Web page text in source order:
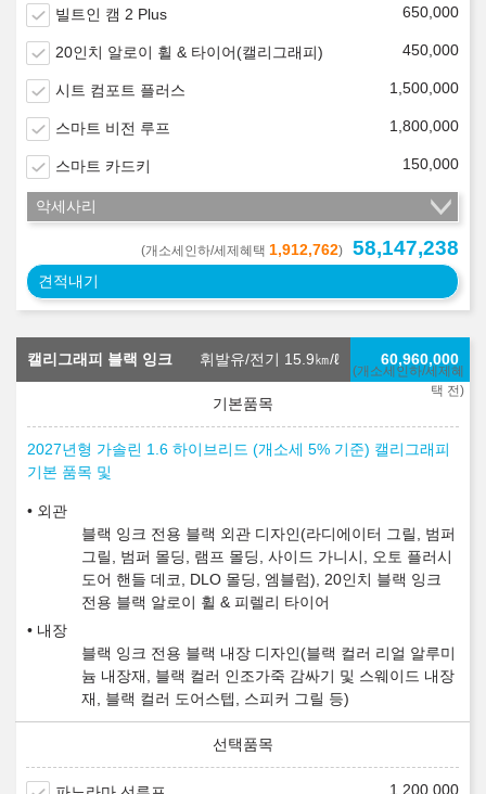
빌트인 캠 2 Plus 650,000
20인치 알로이 휠 & 타이어(캘리그래피) 450,000
시트 컴포트 플러스 1,500,000
스마트 비전 루프 1,800,000
스마트 카드키 150,000
악세사리
(개소세인하/세제혜택 1,912,762) 58,147,238
견적내기
캘리그래피 블랙 잉크 휘발유/전기 15.9㎞/ℓ
(개소세인하/세제혜
택 전)
60,960,000
2027년형 가솔린 1.6 하이브리드 (개소세 5% 기준) 캘리그래피
기본 품목 및
외관
블랙 잉크 전용 블랙 외관 디자인(라디에이터 그릴, 범퍼
그릴, 범퍼 몰딩, 램프 몰딩, 사이드 가니시, 오토 플러시
도어 핸들 데코, DLO 몰딩, 엠블럼), 20인치 블랙 잉크
전용 블랙 알로이 휠 & 피렐리 타이어
내장
블랙 잉크 전용 블랙 내장 디자인(블랙 컬러 리얼 알루미
늄 내장재, 블랙 컬러 인조가죽 감싸기 및 스웨이드 내장
재, 블랙 컬러 도어스텝, 스피커 그릴 등)
1,200,000